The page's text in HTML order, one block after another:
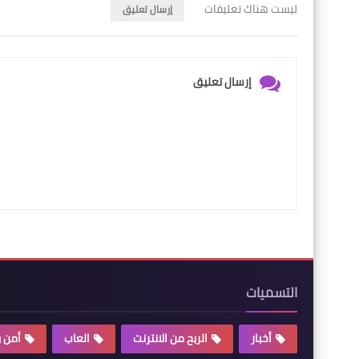
ليست هناك تعليقات إرسال تعليق
إرسال تعليق
التسميات
أخبار الربح من الانترنت العاب أمن